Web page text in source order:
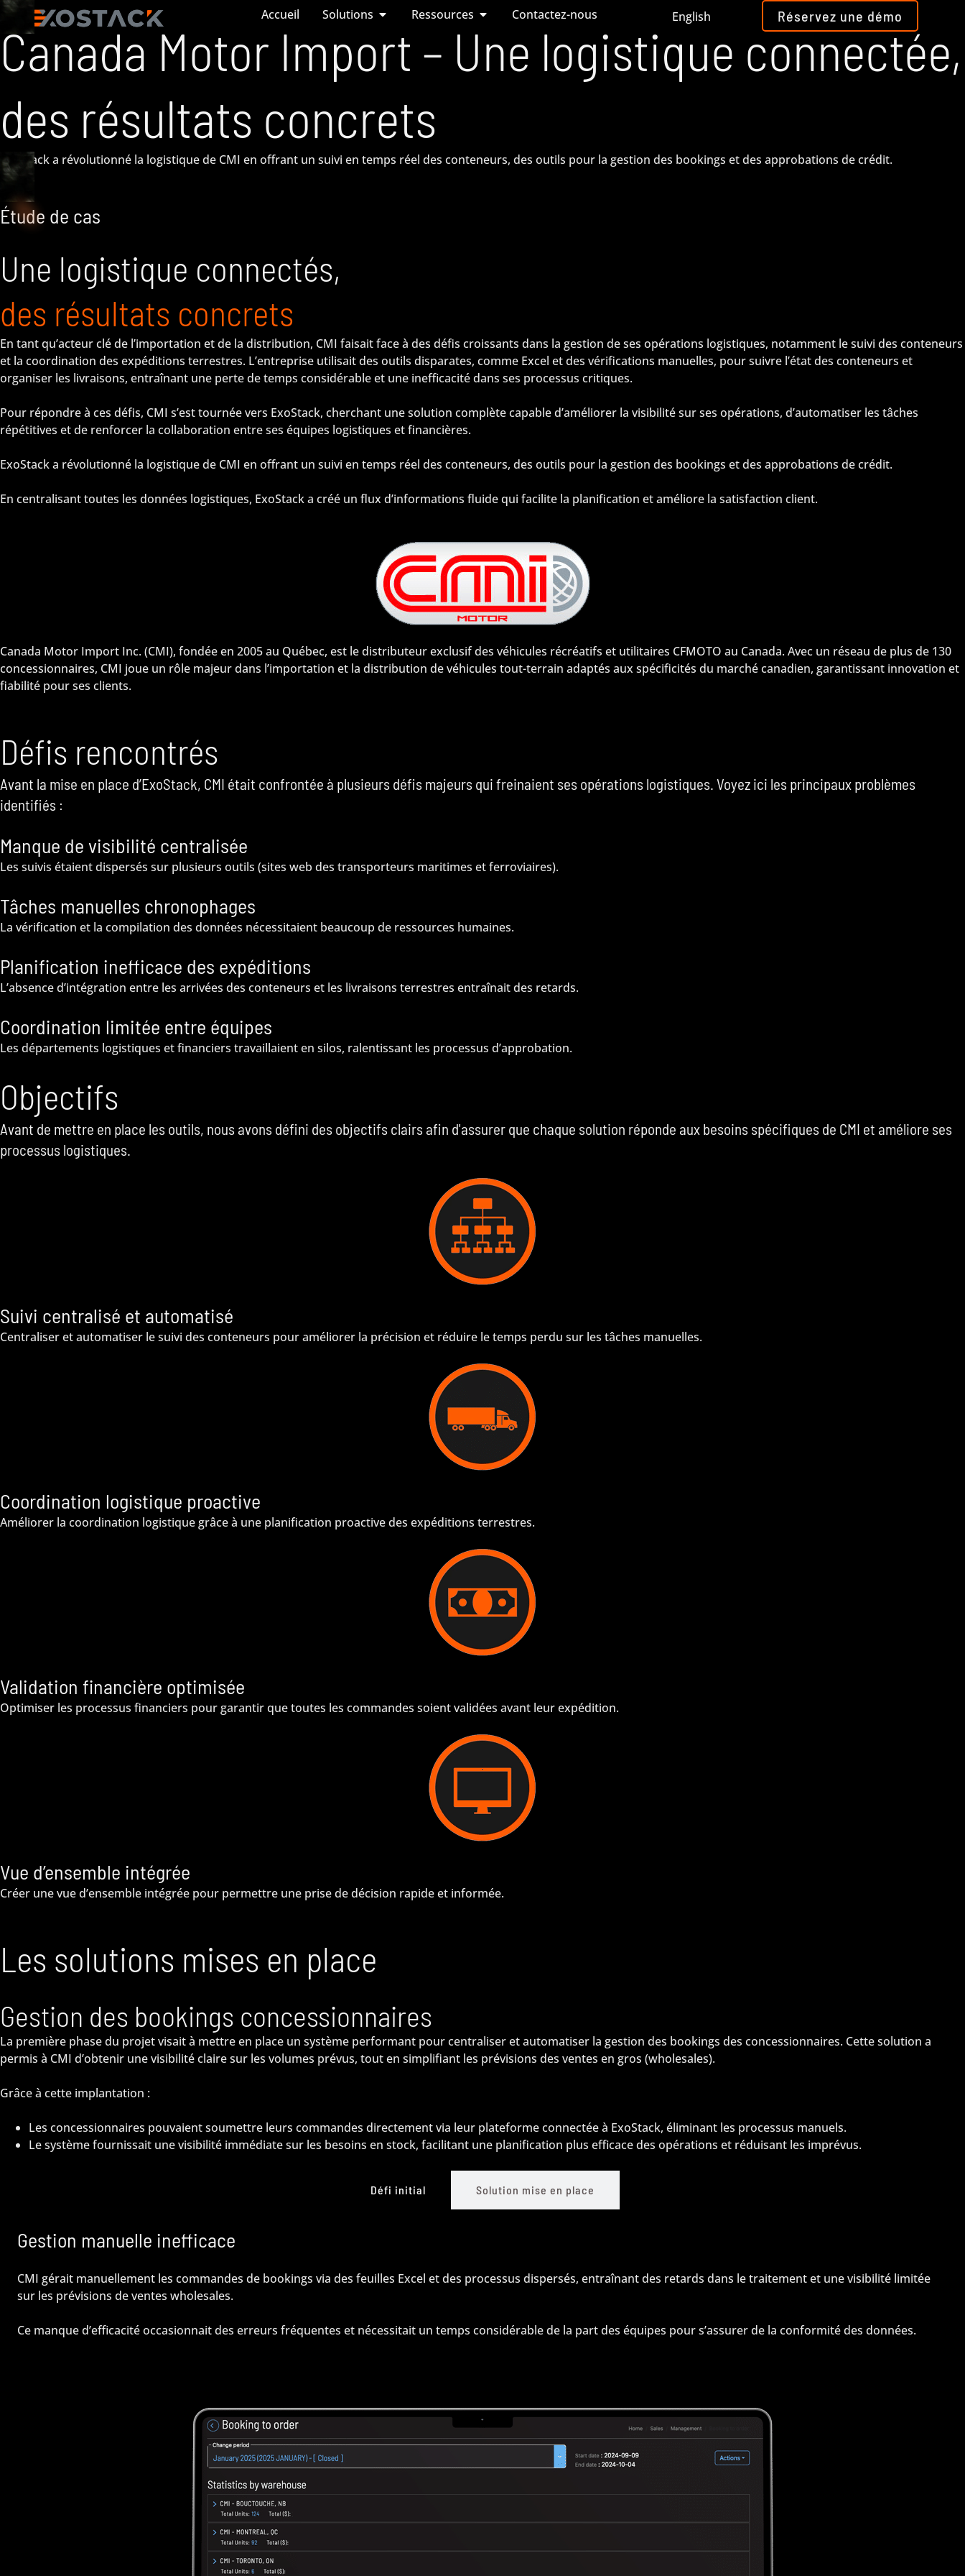
Accueil Solutions Ressources Contactez-nous English Réservez une démo
Canada Motor Import – Une logistique connectée,
des résultats concrets
ExoStack a révolutionné la logistique de CMI en offrant un suivi en temps réel des conteneurs, des outils pour la gestion des bookings et des approbations de crédit.
Étude de cas
Une logistique connectés,
des résultats concrets
En tant qu’acteur clé de l’importation et de la distribution, CMI faisait face à des défis croissants dans la gestion de ses opérations logistiques, notamment le suivi des conteneurs
et la coordination des expéditions terrestres. L’entreprise utilisait des outils disparates, comme Excel et des vérifications manuelles, pour suivre l’état des conteneurs et
organiser les livraisons, entraînant une perte de temps considérable et une inefficacité dans ses processus critiques.
Pour répondre à ces défis, CMI s’est tournée vers ExoStack, cherchant une solution complète capable d’améliorer la visibilité sur ses opérations, d’automatiser les tâches
répétitives et de renforcer la collaboration entre ses équipes logistiques et financières.
ExoStack a révolutionné la logistique de CMI en offrant un suivi en temps réel des conteneurs, des outils pour la gestion des bookings et des approbations de crédit.
En centralisant toutes les données logistiques, ExoStack a créé un flux d’informations fluide qui facilite la planification et améliore la satisfaction client.
Canada Motor Import Inc. (CMI), fondée en 2005 au Québec, est le distributeur exclusif des véhicules récréatifs et utilitaires CFMOTO au Canada. Avec un réseau de plus de 130
concessionnaires, CMI joue un rôle majeur dans l’importation et la distribution de véhicules tout-terrain adaptés aux spécificités du marché canadien, garantissant innovation et
fiabilité pour ses clients.
Défis rencontrés
Avant la mise en place d’ExoStack, CMI était confrontée à plusieurs défis majeurs qui freinaient ses opérations logistiques. Voyez ici les principaux problèmes
identifiés :
Manque de visibilité centralisée
Les suivis étaient dispersés sur plusieurs outils (sites web des transporteurs maritimes et ferroviaires).
Tâches manuelles chronophages​
La vérification et la compilation des données nécessitaient beaucoup de ressources humaines.
Planification inefficace des expéditions
L’absence d’intégration entre les arrivées des conteneurs et les livraisons terrestres entraînait des retards.
Coordination limitée entre équipes
Les départements logistiques et financiers travaillaient en silos, ralentissant les processus d’approbation.
Objectifs
Avant de mettre en place les outils, nous avons défini des objectifs clairs afin d'assurer que chaque solution réponde aux besoins spécifiques de CMI et améliore ses
processus logistiques.
Suivi centralisé et automatisé
Centraliser et automatiser le suivi des conteneurs pour améliorer la précision et réduire le temps perdu sur les tâches manuelles.
Coordination logistique proactive
Améliorer la coordination logistique grâce à une planification proactive des expéditions terrestres.
Validation financière optimisée
Optimiser les processus financiers pour garantir que toutes les commandes soient validées avant leur expédition.
Vue d’ensemble intégrée
Créer une vue d’ensemble intégrée pour permettre une prise de décision rapide et informée.
Les solutions mises en place
Gestion des bookings concessionnaires
La première phase du projet visait à mettre en place un système performant pour centraliser et automatiser la gestion des bookings des concessionnaires. Cette solution a
permis à CMI d’obtenir une visibilité claire sur les volumes prévus, tout en simplifiant les prévisions des ventes en gros (wholesales).
Grâce à cette implantation :
Les concessionnaires pouvaient soumettre leurs commandes directement via leur plateforme connectée à ExoStack, éliminant les processus manuels.
Le système fournissait une visibilité immédiate sur les besoins en stock, facilitant une planification plus efficace des opérations et réduisant les imprévus.
Défi initial Solution mise en place
Gestion manuelle inefficace
CMI gérait manuellement les commandes de bookings via des feuilles Excel et des processus dispersés, entraînant des retards dans le traitement et une visibilité limitée
sur les prévisions de ventes wholesales.
Ce manque d’efficacité occasionnait des erreurs fréquentes et nécessitait un temps considérable de la part des équipes pour s’assurer de la conformité des données.